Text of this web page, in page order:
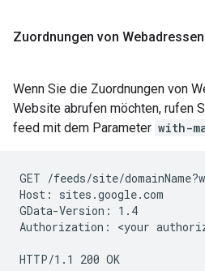
Zuordnungen von
Wenn Sie die Zuordnungen von
Website abrufen möchten, rufen
feed mit dem Parameter with-
GET /feeds/site/domainName
Host: sites.google.com
GData-Version: 1.4
Authorization: <your
HTTP/1.1 200 OK